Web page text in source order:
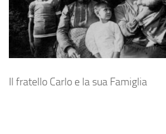
Il fratello Carlo e la sua Famiglia